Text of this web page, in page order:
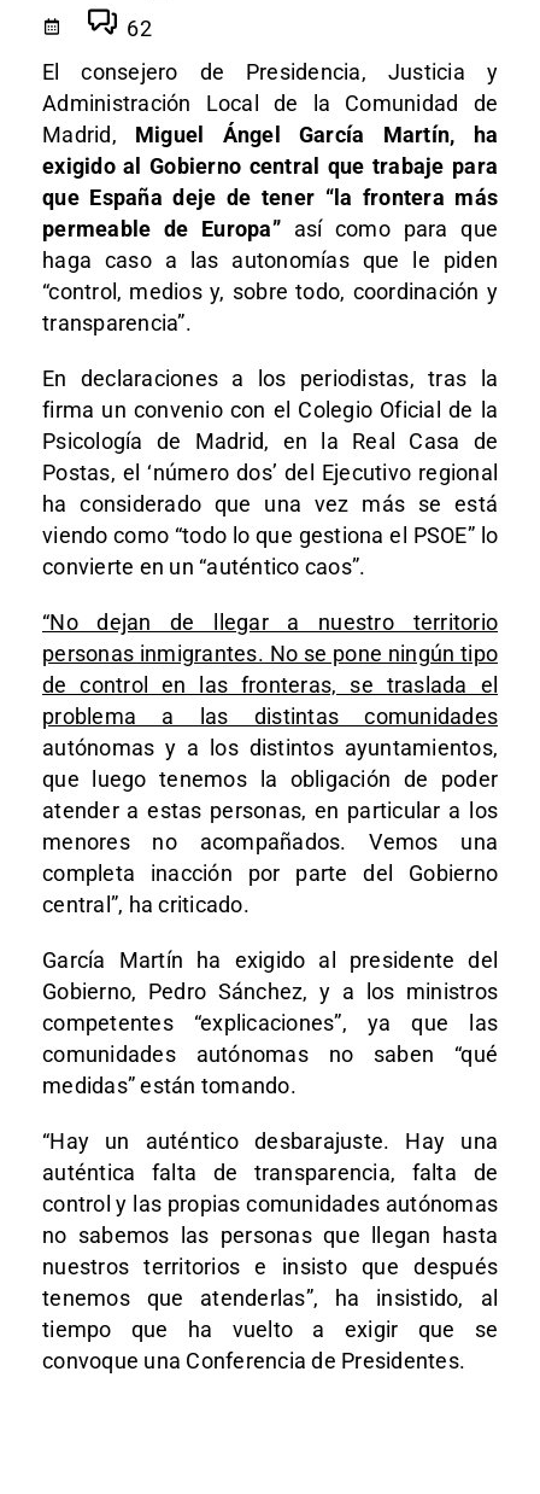
62
El consejero de Presidencia, Justicia y
Administración Local de la Comunidad de
Madrid, Miguel Ángel García Martín, ha
exigido al Gobierno central que trabaje para
que España deje de tener “la frontera más
permeable de Europa”así como para que
haga caso a las autonomías que le piden
“control, medios y, sobre todo, coordinación y
transparencia”.
En declaraciones a los periodistas, tras la
firma un convenio con el Colegio Oficial de la
Psicología de Madrid, en la Real Casa de
Postas, el ‘número dos’ del Ejecutivo regional
ha considerado que una vez más se está
viendo como “todo lo que gestiona el PSOE” lo
convierte en un “auténtico caos”.
“No dejan de llegar a nuestro territorio
personas inmigrantes. No se pone ningún tipo
de control en las fronteras, se traslada el
problema a las distintas comunidades
autónomas y a los distintos ayuntamientos,
que luego tenemos la obligación de poder
atender a estas personas, en particular a los
menores no acompañados. Vemos una
completa inacción por parte del Gobierno
central”, ha criticado.
García Martín ha exigido al presidente del
Gobierno, Pedro Sánchez, y a los ministros
competentes “explicaciones”, ya que las
comunidades autónomas no saben “qué
medidas” están tomando.
“Hay un auténtico desbarajuste. Hay una
auténtica falta de transparencia, falta de
control y las propias comunidades autónomas
no sabemos las personas que llegan hasta
nuestros territorios e insisto que después
tenemos que atenderlas”, ha insistido, al
tiempo que ha vuelto a exigir que se
convoque una Conferencia de Presidentes.